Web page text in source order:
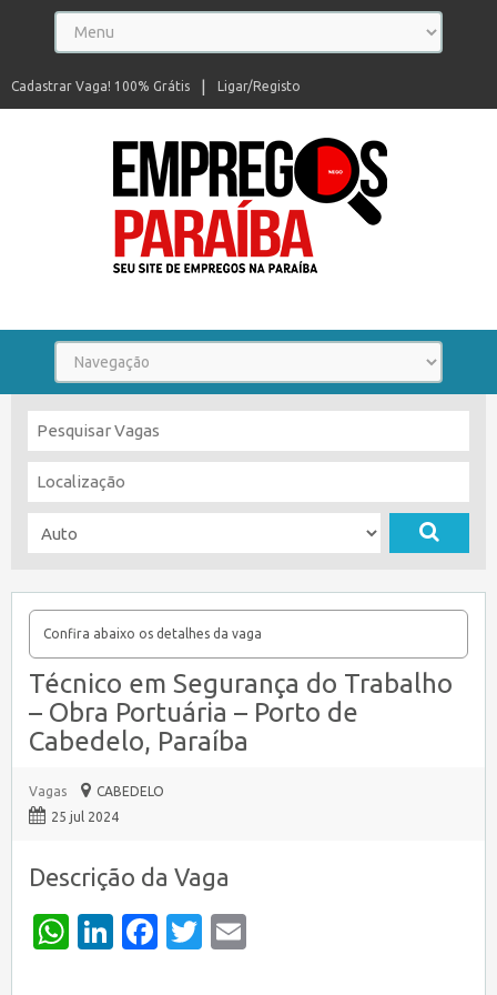
Ligar/Registo
Cadastrar Vaga! 100% Grátis
Confira abaixo os detalhes da vaga
Técnico em Segurança do Trabalho
– Obra Portuária – Porto de
Cabedelo, Paraíba
Vagas
CABEDELO
25 jul 2024
Descrição da Vaga
WhatsApp
LinkedIn
Facebook
Twitter